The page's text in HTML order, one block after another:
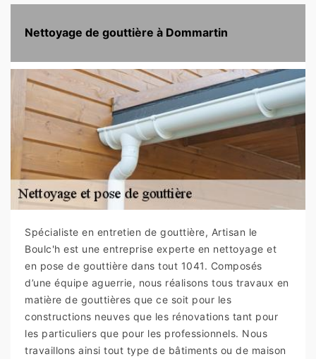
Nettoyage de gouttière à Dommartin
Spécialiste en entretien de gouttière, Artisan le
Boulc'h est une entreprise experte en nettoyage et
en pose de gouttière dans tout 1041. Composés
d’une équipe aguerrie, nous réalisons tous travaux en
matière de gouttières que ce soit pour les
constructions neuves que les rénovations tant pour
les particuliers que pour les professionnels. Nous
travaillons ainsi tout type de bâtiments ou de maison